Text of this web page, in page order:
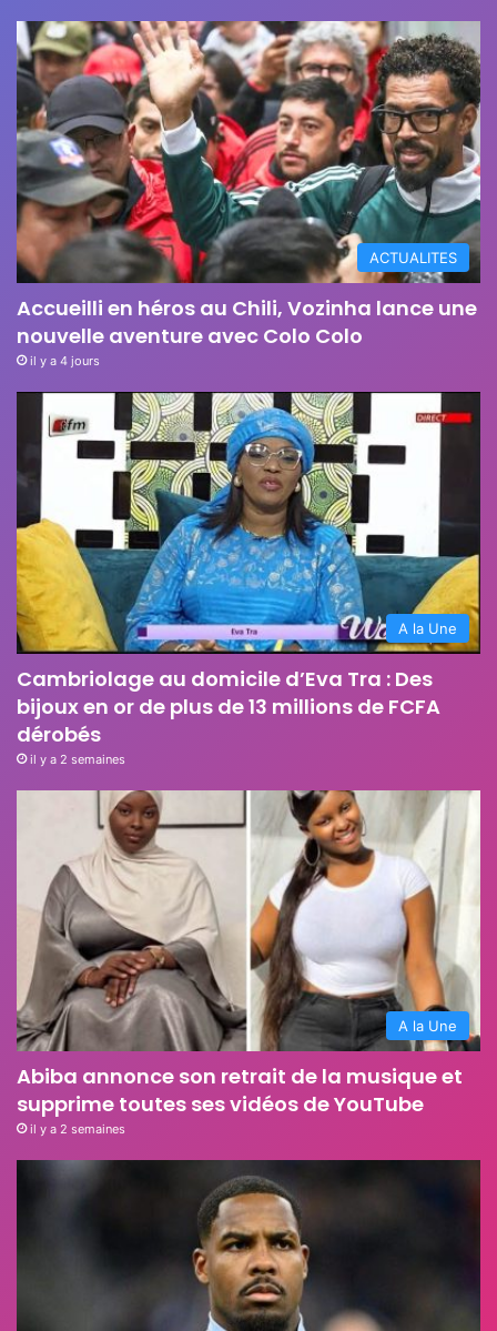
ACTUALITES
Accueilli en héros au Chili, Vozinha lance une
nouvelle aventure avec Colo Colo
il y a 4 jours
A la Une
Cambriolage au domicile d’Eva Tra : Des
bijoux en or de plus de 13 millions de FCFA
dérobés
il y a 2 semaines
A la Une
Abiba annonce son retrait de la musique et
supprime toutes ses vidéos de YouTube
il y a 2 semaines